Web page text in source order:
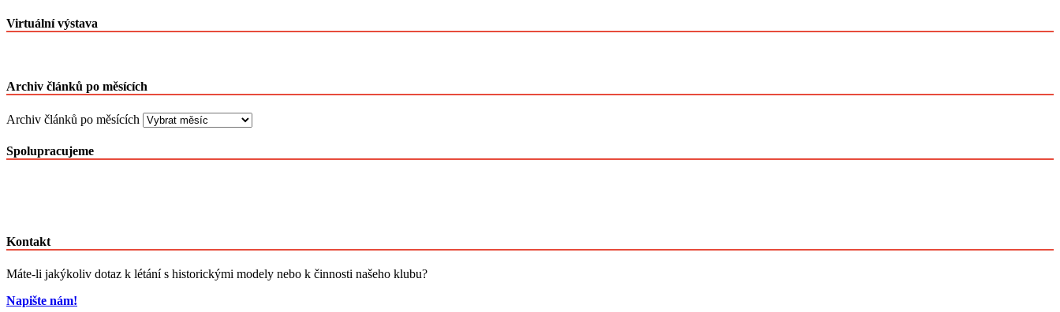
Virtuální výstava
Archiv článků po měsících
Archiv článků po měsících
Spolupracujeme
Kontakt
Máte-li jakýkoliv dotaz k létání s historickými modely nebo k činnosti našeho klubu?
Napište nám!